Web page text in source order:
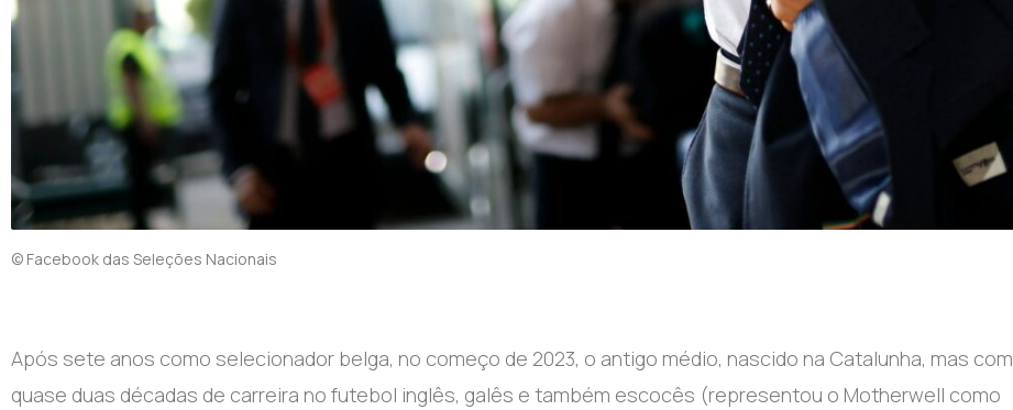
© Facebook das Seleções Nacionais
Após sete anos como selecionador belga, no começo de 2023, o antigo médio, nascido na Catalunha, mas com
quase duas décadas de carreira no futebol inglês, galês e também escocês (representou o Motherwell como